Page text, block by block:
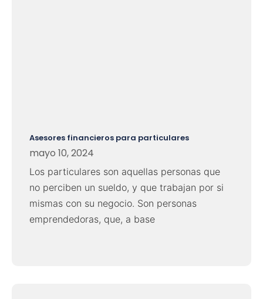
Asesores financieros para particulares
mayo 10, 2024
Los particulares son aquellas personas que
no perciben un sueldo, y que trabajan por si
mismas con su negocio. Son personas
emprendedoras, que, a base